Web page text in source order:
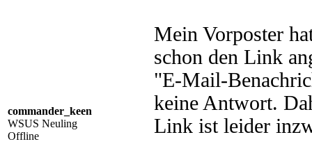
commander_keen
WSUS Neuling
Offline
Mein Vorposter
schon den Link
"E-Mail-
keine Antwort.
Link ist leider